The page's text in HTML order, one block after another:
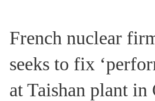
French nuclear
seeks to fix
at Taishan plant in